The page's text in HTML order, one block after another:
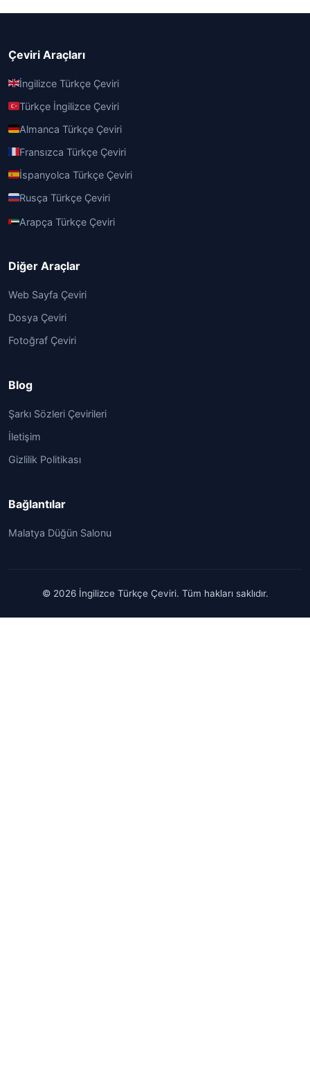
Çeviri Araçları
İngilizce Türkçe Çeviri
Türkçe İngilizce Çeviri
Almanca Türkçe Çeviri
Fransızca Türkçe Çeviri
İspanyolca Türkçe Çeviri
Rusça Türkçe Çeviri
Arapça Türkçe Çeviri
Diğer Araçlar
Web Sayfa Çeviri
Dosya Çeviri
Fotoğraf Çeviri
Blog
Şarkı Sözleri Çevirileri
İletişim
Gizlilik Politikası
Bağlantılar
Malatya Düğün Salonu
© 2026 İngilizce Türkçe Çeviri. Tüm hakları saklıdır.